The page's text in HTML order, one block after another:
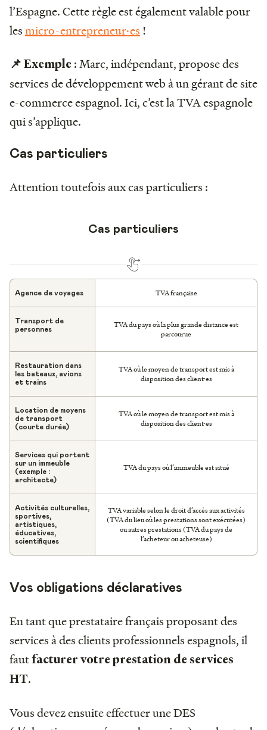
l’Espagne. Cette règle est également valable pour
lesmicro-entrepreneur·es !
📌 Exemple : Marc, indépendant, propose des
services de développement web à un gérant de site
e-commerce espagnol. Ici, c’est la TVA espagnole
qui s’applique.
Cas particuliers
Attention toutefois aux cas particuliers :
Cas particuliers
Agence de voyages TVA française
Transport de
personnes
TVA du pays où la plus grande distance est
parcourue
Restauration dans
les bateaux, avions
et trains
TVA où le moyen de transport est mis à
disposition des client·es
Location de moyens
de transport
(courte durée)
TVA où le moyen de transport est mis à
disposition des client·es
Services qui portent
sur un immeuble
(exemple :
architecte)
TVA du pays où l’immeuble est situé
Activités culturelles,
sportives,
artistiques,
éducatives,
scientifiques
TVA variable selon le droit d’accès aux activités
(TVA du lieu où les prestations sont exécutées)
ou autres prestations (TVA du pays de
l’acheteur ou acheteuse)
Vos obligations déclaratives
En tant que prestataire français proposant des
services à des clients professionnels espagnols, il
fautfacturer votre prestation de services
HT.
Vous devez ensuite effectuer une DES